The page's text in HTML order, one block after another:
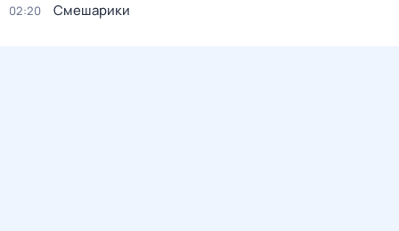
02:20 Смешарики